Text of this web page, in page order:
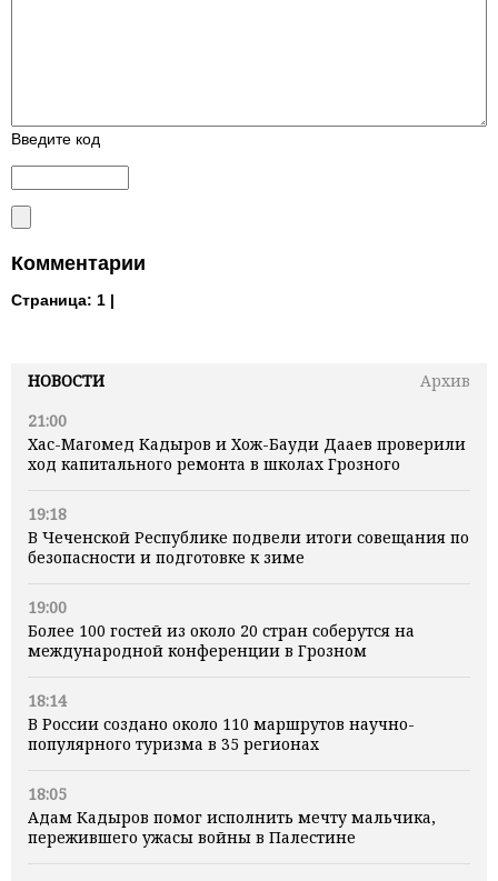
НОВОСТИ
Архив
21:00
Хас-Магомед Кадыров и Хож-Бауди Дааев проверили
ход капитального ремонта в школах Грозного
19:18
В Чеченской Республике подвели итоги совещания по
безопасности и подготовке к зиме
19:00
Более 100 гостей из около 20 стран соберутся на
международной конференции в Грозном
18:14
В России создано около 110 маршрутов научно-
популярного туризма в 35 регионах
18:05
Адам Кадыров помог исполнить мечту мальчика,
пережившего ужасы войны в Палестине
Введите код
Комментарии
Страница: 1 |